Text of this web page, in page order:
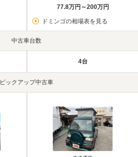
77.8万円～200万円
ドミンゴの相場表を見る
中古車台数
4台
ピックアップ中古車